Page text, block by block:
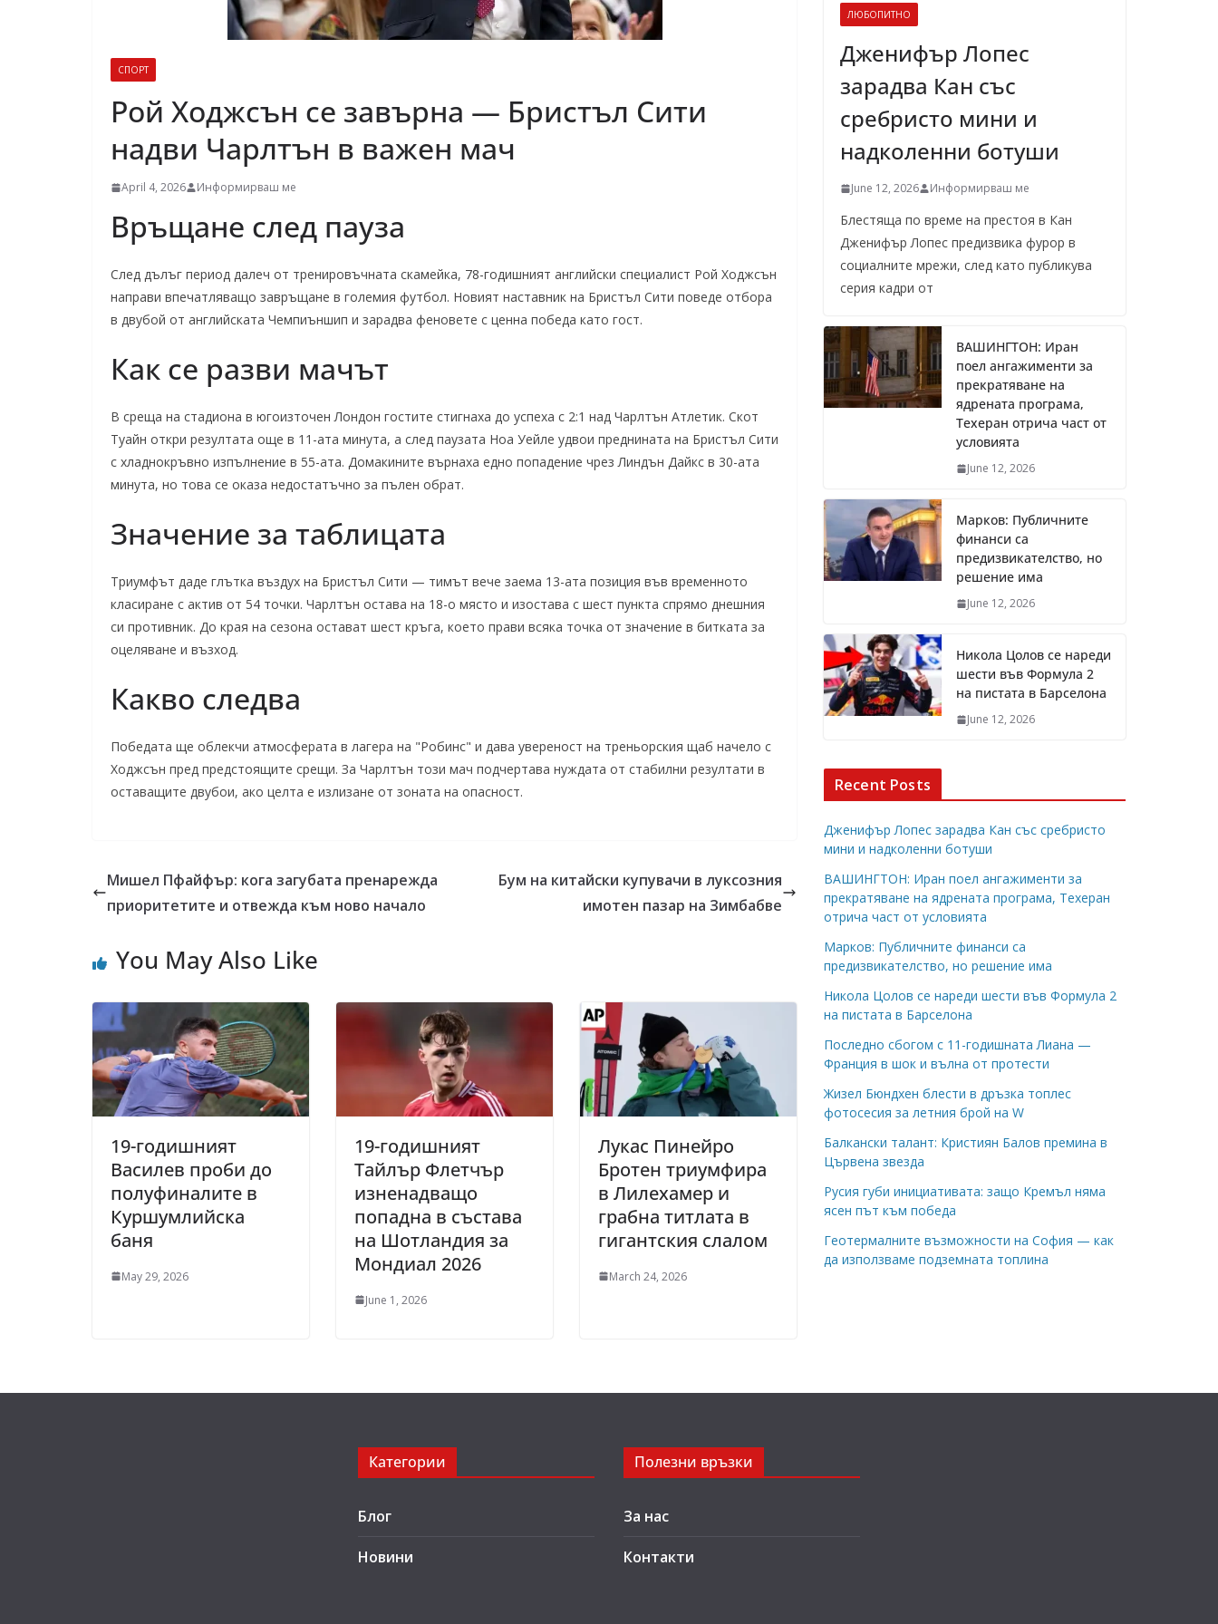
СПОРТ
Рой Ходжсън се завърна — Бристъл Сити
надви Чарлтън в важен мач
April 4, 2026 Информирваш ме
Връщане след пауза
След дълъг период далеч от тренировъчната скамейка, 78-годишният английски специалист Рой Ходжсън
направи впечатляващо завръщане в големия футбол. Новият наставник на Бристъл Сити поведе отбора
в двубой от английската Чемпиъншип и зарадва феновете с ценна победа като гост.
Как се разви мачът
В среща на стадиона в югоизточен Лондон гостите стигнаха до успеха с 2:1 над Чарлтън Атлетик. Скот
Туайн откри резултата още в 11-ата минута, а след паузата Ноа Уейле удвои преднината на Бристъл Сити
с хладнокръвно изпълнение в 55-ата. Домакините върнаха едно попадение чрез Линдън Дайкс в 30-ата
минута, но това се оказа недостатъчно за пълен обрат.
Значение за таблицата
Триумфът даде глътка въздух на Бристъл Сити — тимът вече заема 13-ата позиция във временното
класиране с актив от 54 точки. Чарлтън остава на 18-о място и изостава с шест пункта спрямо днешния
си противник. До края на сезона остават шест кръга, което прави всяка точка от значение в битката за
оцеляване и възход.
Какво следва
Победата ще облекчи атмосферата в лагера на "Робинс" и дава увереност на треньорския щаб начело с
Ходжсън пред предстоящите срещи. За Чарлтън този мач подчертава нуждата от стабилни резултати в
оставащите двубои, ако целта е излизане от зоната на опасност.
Мишел Пфайфър: кога загубата пренарежда
приоритетите и отвежда към ново начало
Бум на китайски купувачи в луксозния
имотен пазар на Зимбабве
You May Also Like
19-годишният
Василев проби до
полуфиналите в
Куршумлийска
баня
May 29, 2026
19-годишният
Тайлър Флетчър
изненадващо
попадна в състава
на Шотландия за
Мондиал 2026
June 1, 2026
Лукас Пинейро
Бротен триумфира
в Лилехамер и
грабна титлата в
гигантския слалом
March 24, 2026
ЛЮБОПИТНО
Дженифър Лопес
зарадва Кан със
сребристо мини и
надколенни ботуши
June 12, 2026 Информирваш ме
Блестяща по време на престоя в Кан
Дженифър Лопес предизвика фурор в
социалните мрежи, след като публикува
серия кадри от
ВАШИНГТОН: Иран
поел ангажименти за
прекратяване на
ядрената програма,
Техеран отрича част от
условията
June 12, 2026
Марков: Публичните
финанси са
предизвикателство, но
решение има
June 12, 2026
Никола Цолов се нареди
шести във Формула 2
на пистата в Барселона
June 12, 2026
Recent Posts
Дженифър Лопес зарадва Кан със сребристо
мини и надколенни ботуши
ВАШИНГТОН: Иран поел ангажименти за
прекратяване на ядрената програма, Техеран
отрича част от условията
Марков: Публичните финанси са
предизвикателство, но решение има
Никола Цолов се нареди шести във Формула 2
на пистата в Барселона
Последно сбогом с 11-годишната Лиана —
Франция в шок и вълна от протести
Жизел Бюндхен блести в дръзка топлес
фотосесия за летния брой на W
Балкански талант: Кристиян Балов премина в
Цървена звезда
Русия губи инициативата: защо Кремъл няма
ясен път към победа
Геотермалните възможности на София — как
да използваме подземната топлина
Категории
Блог
Новини
Полезни връзки
За нас
Контакти